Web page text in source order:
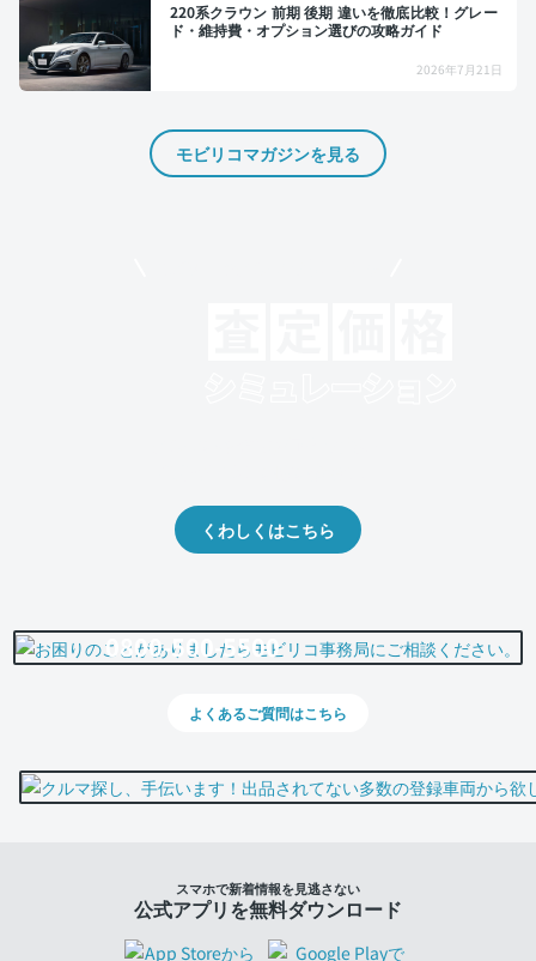
220系クラウン 前期 後期 違いを徹底比較！グレー
ド・維持費・オプション選びの攻略ガイド
2026年7月21日
モビリコマガジンを見る
くわしくはこちら
0800-500-5500
よくあるご質問はこちら
スマホで新着情報を見逃さない
公式アプリを無料ダウンロード